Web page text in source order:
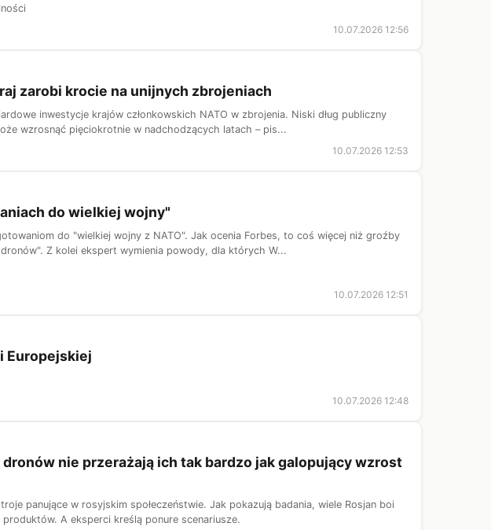
10.07.2026 12:56
zarobi krocie na unijnych zbrojeniach
inwestycje krajów członkowskich NATO w zbrojenia. Niski dług publiczny
wzrosnąć pięciokrotnie w nadchodzących latach – pis...
10.07.2026 12:53
do wielkiej wojny"
do "wielkiej wojny z NATO". Jak ocenia Forbes, to coś więcej niż groźby
Z kolei ekspert wymienia powody, dla których W...
10.07.2026 12:51
Europejskiej
10.07.2026 12:48
nie przerażają ich tak bardzo jak galopujący wzrost
panujące w rosyjskim społeczeństwie. Jak pokazują badania, wiele Rosjan boi
A eksperci kreślą ponure scenariusze.